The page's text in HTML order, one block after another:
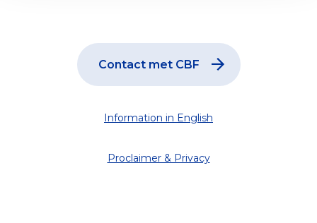
Contact met CBF
Information in English
Proclaimer & Privacy